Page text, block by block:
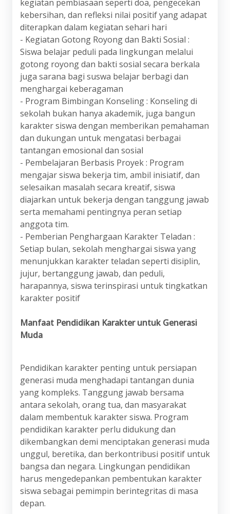
kegiatan pembiasaan seperti doa, pengecekan
kebersihan, dan refleksi nilai positif yang adapat
diterapkan dalam kegiatan sehari hari
- Kegiatan Gotong Royong dan Bakti Sosial :
Siswa belajar peduli pada lingkungan melalui
gotong royong dan bakti sosial secara berkala
juga sarana bagi suswa belajar berbagi dan
menghargai keberagaman
- Program Bimbingan Konseling : Konseling di
sekolah bukan hanya akademik, juga bangun
karakter siswa dengan memberikan pemahaman
dan dukungan untuk mengatasi berbagai
tantangan emosional dan sosial
- Pembelajaran Berbasis Proyek : Program
mengajar siswa bekerja tim, ambil inisiatif, dan
selesaikan masalah secara kreatif, siswa
diajarkan untuk bekerja dengan tanggung jawab
serta memahami pentingnya peran setiap
anggota tim.
- Pemberian Penghargaan Karakter Teladan :
Setiap bulan, sekolah menghargai siswa yang
menunjukkan karakter teladan seperti disiplin,
jujur, bertanggung jawab, dan peduli,
harapannya, siswa terinspirasi untuk tingkatkan
karakter positif
Manfaat Pendidikan Karakter untuk Generasi
Muda
Pendidikan karakter penting untuk persiapan
generasi muda menghadapi tantangan dunia
yang kompleks. Tanggung jawab bersama
antara sekolah, orang tua, dan masyarakat
dalam membentuk karakter siswa. Program
pendidikan karakter perlu didukung dan
dikembangkan demi menciptakan generasi muda
unggul, beretika, dan berkontribusi positif untuk
bangsa dan negara. Lingkungan pendidikan
harus mengedepankan pembentukan karakter
siswa sebagai pemimpin berintegritas di masa
depan.